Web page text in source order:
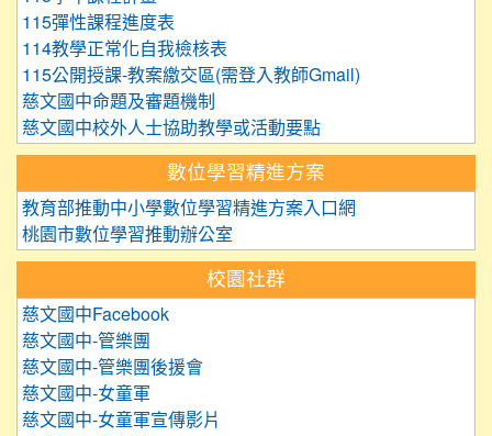
115彈性課程進度表
114教學正常化自我檢核表
115公開授課-教案繳交區(需登入教師Gmail)
慈文國中命題及審題機制
慈文國中校外人士協助教學或活動要點
數位學習精進方案
教育部推動中小學數位學習精進方案入口網
桃園市數位學習推動辦公室
校園社群
慈文國中Facebook
慈文國中-管樂團
慈文國中-管樂團後援會
慈文國中-女童軍
慈文國中-女童軍宣傳影片